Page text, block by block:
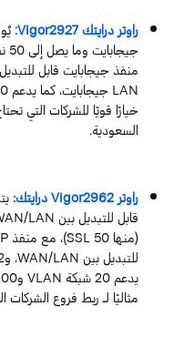
راوتر درايتك Vigor2927:
خيارًا قويًا للشركات التي
السعودية.
راوتر Vigor2962 درايتك:
مثاليًا لـ ربط فروع الشركات